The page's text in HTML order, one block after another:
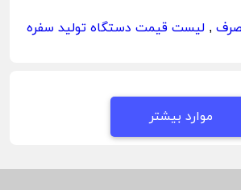
, لیست قیمت دستگاه تولید سفره
موارد بیشتر